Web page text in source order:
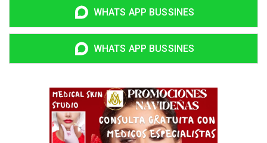
WHATS APP BUSSINES
WHATS APP BUSSINES